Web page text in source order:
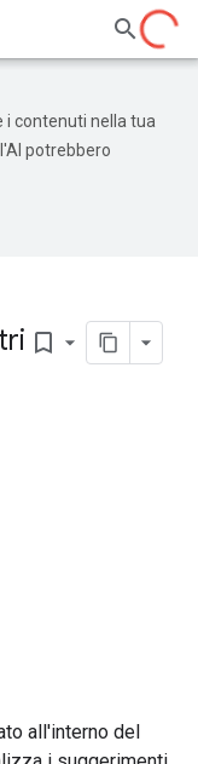
i contenuti nella tua
potrebbero
bookmark_border
all'interno del